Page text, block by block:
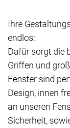
Ihre
endlos:
Dafür sorgt die
Griffen und
Fenster sind
Design, innen
an unseren
Sicherheit,